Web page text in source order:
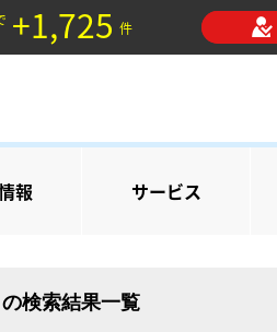
+1,725 件
報 サービス
検索結果一覧